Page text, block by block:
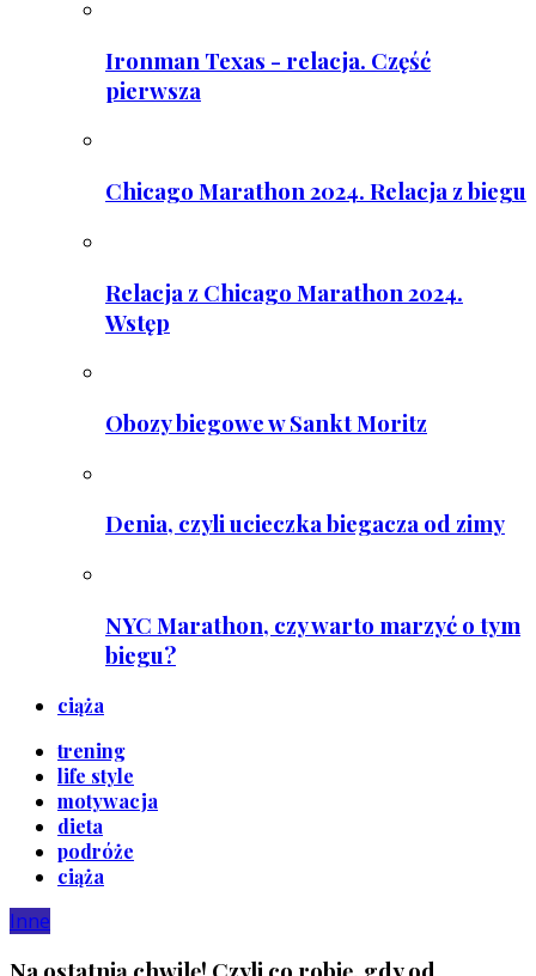
Ironman Texas - relacja. Część
pierwsza
Chicago Marathon 2024. Relacja z biegu
Relacja z Chicago Marathon 2024.
Wstęp
Obozy biegowe w Sankt Moritz
Denia, czyli ucieczka biegacza od zimy
NYC Marathon, czy warto marzyć o tym
biegu?
ciąża
trening
life style
motywacja
dieta
podróże
ciąża
Inne